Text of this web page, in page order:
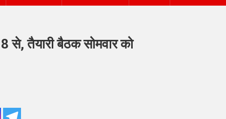
से, तैयारी बैठक सोमवार को